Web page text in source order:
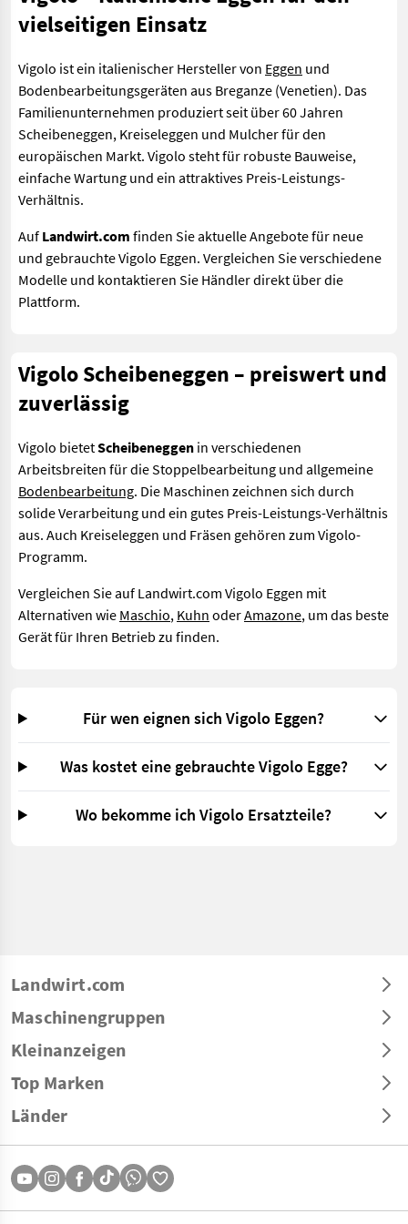
vielseitigen Einsatz
Vigolo ist ein italienischer Hersteller von Eggen und
Bodenbearbeitungsgeräten aus Breganze (Venetien). Das
Familienunternehmen produziert seit über 60 Jahren
Scheibeneggen, Kreiseleggen und Mulcher für den
europäischen Markt. Vigolo steht für robuste Bauweise,
einfache Wartung und ein attraktives Preis-Leistungs-
Verhältnis.
Auf Landwirt.com finden Sie aktuelle Angebote für neue
und gebrauchte Vigolo Eggen. Vergleichen Sie verschiedene
Modelle und kontaktieren Sie Händler direkt über die
Plattform.
Vigolo Scheibeneggen – preiswert und
zuverlässig
Vigolo bietetScheibeneggen in verschiedenen
Arbeitsbreiten für die Stoppelbearbeitung und allgemeine
Bodenbearbeitung. Die Maschinen zeichnen sich durch
solide Verarbeitung und ein gutes Preis-Leistungs-Verhältnis
aus. Auch Kreiseleggen und Fräsen gehören zum Vigolo-
Programm.
Vergleichen Sie auf Landwirt.com Vigolo Eggen mit
Alternativen wie Maschio, Kuhn oderAmazone, um das beste
Gerät für Ihren Betrieb zu finden.
Für wen eignen sich Vigolo Eggen?
Was kostet eine gebrauchte Vigolo Egge?
Wo bekomme ich Vigolo Ersatzteile?
Landwirt.com
Maschinengruppen
Kleinanzeigen
Top Marken
Länder